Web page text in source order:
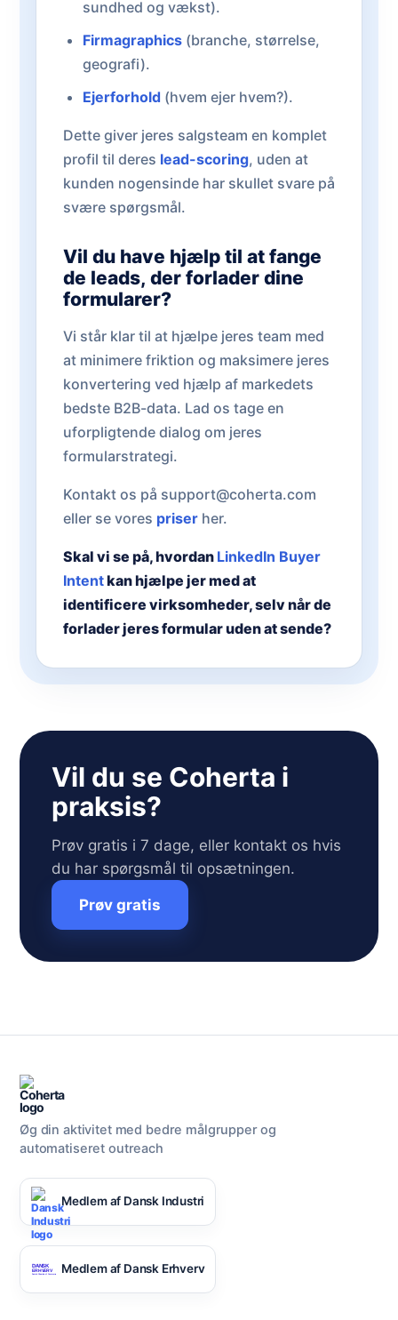
sundhed og vækst).
Firmagraphics(branche, størrelse,
geografi).
Ejerforhold(hvem ejer hvem?).
Dette giver jeres salgsteam en komplet
profil til deres lead-scoring, uden at
kunden nogensinde har skullet svare på
svære spørgsmål.
Vil du have hjælp til at fange
de leads, der forlader dine
formularer?
Vi står klar til at hjælpe jeres team med
at minimere friktion og maksimere jeres
konvertering ved hjælp af markedets
bedste B2B-data. Lad os tage en
uforpligtende dialog om jeres
formularstrategi.
Kontakt os på support@coherta.com
eller se vores priser her.
Skal vi se på, hvordan LinkedIn Buyer
Intentkan hjælpe jer med at
identificere virksomheder, selv når de
forlader jeres formular uden at sende?
Vil du se Coherta i
praksis?
Prøv gratis i 7 dage, eller kontakt os hvis
du har spørgsmål til opsætningen.
Prøv gratis
Øg din aktivitet med bedre målgrupper og
automatiseret outreach
Medlem af Dansk Industri
Medlem af Dansk Erhverv